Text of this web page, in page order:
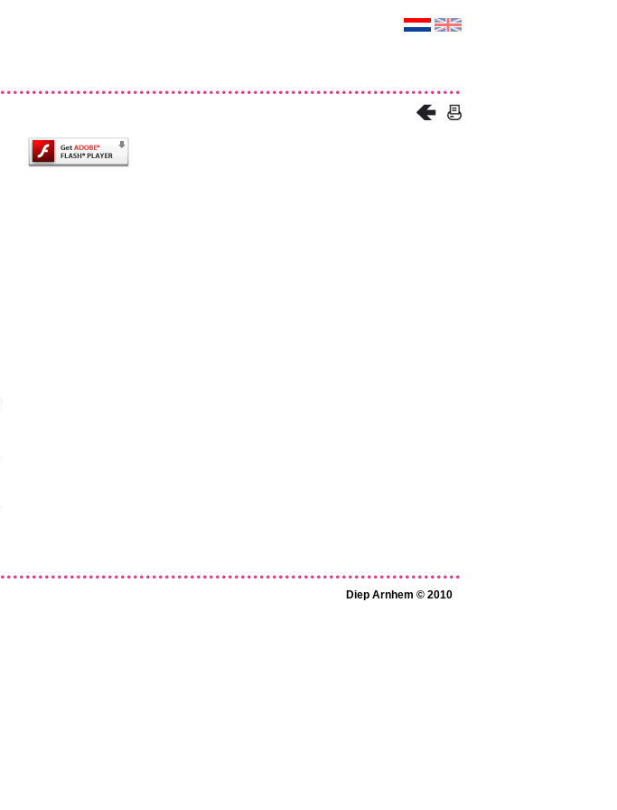
Diep Arnhem © 2010